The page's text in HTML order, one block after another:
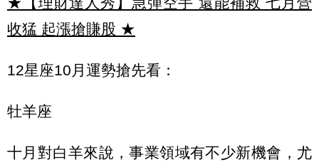
收猛 起漲搶賺股 ★
12星座10月運勢搶先看：
牡羊座
十月對白羊來說，事業領域有不少新機會，尤